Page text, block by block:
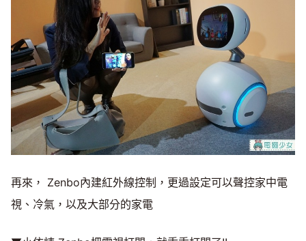
再來， Zenbo內建紅外線控制，更過設定可以聲控家中電
視、冷氣，以及大部分的家電